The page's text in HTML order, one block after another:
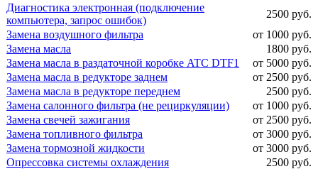
Диагностика электронная (подключение
компьютера, запрос ошибок)
2500 руб.
Замена воздушного фильтра
от 1000 руб.
Замена масла
1800 руб.
Замена масла в раздаточной коробке ATC DTF1
от 5000 руб.
Замена масла в редукторе заднем
от 2500 руб.
Замена масла в редукторе переднем
2500 руб.
Замена салонного фильтра (не рециркуляции)
от 1000 руб.
Замена свечей зажигания
от 2500 руб.
Замена топливного фильтра
от 3000 руб.
Замена тормозной жидкости
от 3000 руб.
Опрессовка системы охлаждения
2500 руб.